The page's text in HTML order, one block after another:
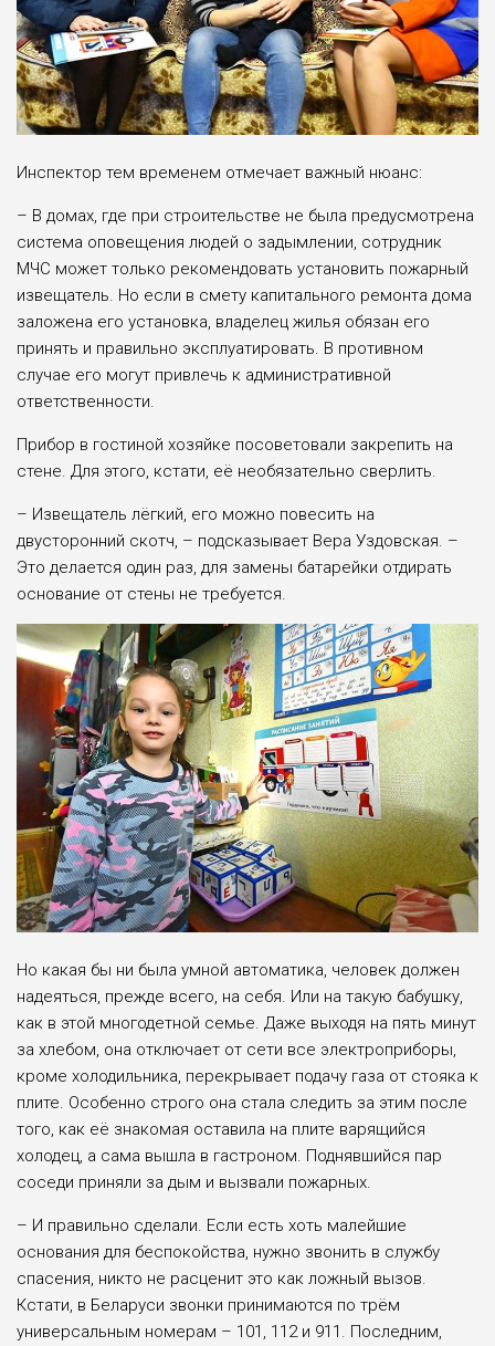
Инспектор тем временем отмечает важный нюанс:
– В домах, где при строительстве не была предусмотрена
система оповещения людей о задымлении, сотрудник
МЧС может только рекомендовать установить пожарный
извещатель. Но если в смету капитального ремонта дома
заложена его установка, владелец жилья обязан его
принять и правильно эксплуатировать. В противном
случае его могут привлечь к административной
ответственности.
Прибор в гостиной хозяйке посоветовали закрепить на
стене. Для этого, кстати, её необязательно сверлить.
– Извещатель лёгкий, его можно повесить на
двусторонний скотч, – подсказывает Вера Уздовская. ­–
Это делается один раз, для замены батарейки отдирать
основание от стены не требуется.
Но какая бы ни была умной автоматика, человек должен
надеяться, прежде всего, на себя. Или на такую бабушку,
как в этой многодетной семье. Даже выходя на пять минут
за хлебом, она отключает от сети все электроприборы,
кроме холодильника, перекрывает подачу газа от стояка к
плите. Особенно строго она стала следить за этим после
того, как её знакомая оставила на плите варящийся
холодец, а сама вышла в гастроном. Поднявшийся пар
соседи приняли за дым и вызвали пожарных.
– И правильно сделали. Если есть хоть малейшие
основания для беспокойства, нужно звонить в службу
спасения, никто не расценит это как ложный вызов.
Кстати, в Беларуси звонки принимаются по трём
универсальным номерам – 101, 112 и 911. Последним,